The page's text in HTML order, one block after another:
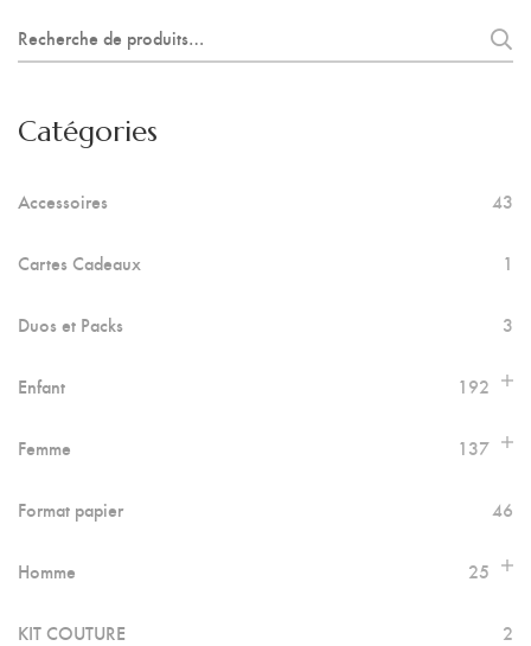
Recherche
pour :
Catégories
Accessoires 43
Cartes Cadeaux 1
Duos et Packs 3
Enfant 192
Femme 137
Format papier 46
Homme 25
KIT COUTURE 2